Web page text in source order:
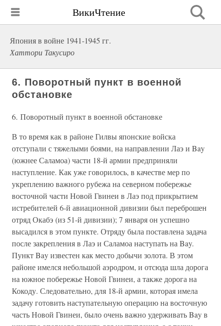
ВикиЧтение
Япония в войне 1941-1945 гг.
Хаттори Такусиро
6. Поворотный пункт в военной
обстановке
6. Поворотный пункт в военной обстановке
В то время как в районе Гилвы японские войска
отступали с тяжелыми боями, на направлении Лаэ и Bay
(южнее Саламоа) части 18-й армии предприняли
наступление. Как уже говорилось, в качестве мер по
укреплению важного рубежа на северном побережье
восточной части Новой Гвинеи в Лаэ под прикрытием
истребителей 6-й авиационной дивизии был переброшен
отряд Окабэ (из 51-й дивизии); 7 января он успешно
высадился в этом пункте. Отряду была поставлена задача
после закрепления в Лаэ и Саламоа наступать на Bay.
Пункт Bay известен как место добычи золота. В этом
районе имелся небольшой аэродром, и отсюда шла дорога
на южное побережье Новой Гвинеи, а также дорога на
Кокоду. Следовательно, для 18-й армии, которая имела
задачу готовить наступательную операцию на восточную
часть Новой Гвинеи, было очень важно удерживать Bay в